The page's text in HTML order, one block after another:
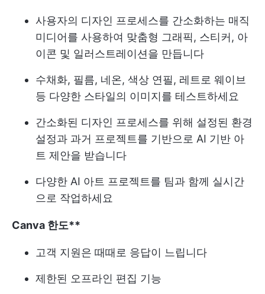
사용자의 디자인 프로세스를 간소화하는 매직
미디어를 사용하여 맞춤형 그래픽, 스티커, 아
이콘 및 일러스트레이션을 만듭니다
수채화, 필름, 네온, 색상 연필, 레트로 웨이브
등 다양한 스타일의 이미지를 테스트하세요
간소화된 디자인 프로세스를 위해 설정된 환경
설정과 과거 프로젝트를 기반으로 AI 기반 아
트 제안을 받습니다
다양한 AI 아트 프로젝트를 팀과 함께 실시간
으로 작업하세요
Canva 한도**
고객 지원은 때때로 응답이 느립니다
제한된 오프라인 편집 기능